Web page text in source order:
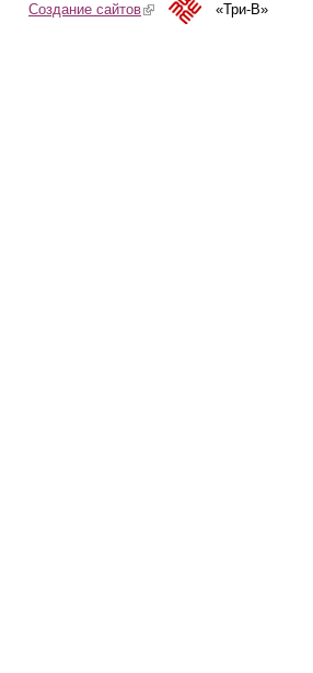
Создание сайтов(link is external)«Три-В»